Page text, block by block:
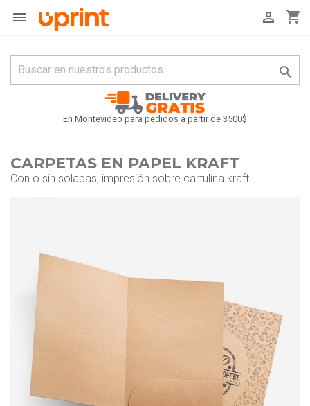
 shopping_cart


En Montevideo para pedidos a partir de 3500$
CARPETAS EN PAPEL KRAFT
Con o sin solapas, impresión sobre cartulina kraft